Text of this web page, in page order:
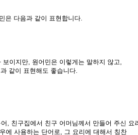
은 다음과 같이 표현합니다.
이지만, 원어민은 이렇게는 말하지 않고,
같이 표현해도 좋습니다.
, 친구집에서 친구 어머님께서 만들어 주신 요
에 사용하는 단어로, 그 요리에 대해서 칭찬